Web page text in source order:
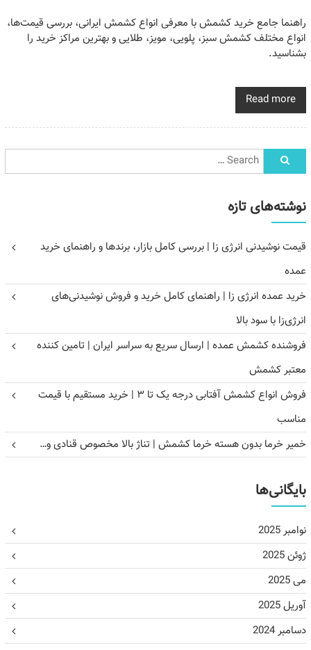
راهنما جامع خرید کشمش با معرفی انواع کشمش ایرانی، بررسی قیمت‌ها،
انواع مختلف کشمش سبز، پلویی، مویز، طلایی و بهترین مراکز خرید را
بشناسید.
Read more
نوشته‌های تازه
قیمت نوشیدنی انرژی زا | بررسی کامل بازار، برندها و راهنمای خرید
عمده
خرید عمده انرژی زا | راهنمای کامل خرید و فروش نوشیدنی‌های
انرژی‌زا با سود بالا
فروشنده کشمش عمده | ارسال سریع به سراسر ایران | تامین کننده
معتبر کشمش
فروش انواع کشمش آفتابی درجه یک تا ۳ | خرید مستقیم با قیمت
مناسب
خمیر خرما بدون هسته خرما کشمش | تناژ بالا مخصوص قنادی و…
بایگانی‌ها
نوامبر 2025
ژوئن 2025
می 2025
آوریل 2025
دسامبر 2024